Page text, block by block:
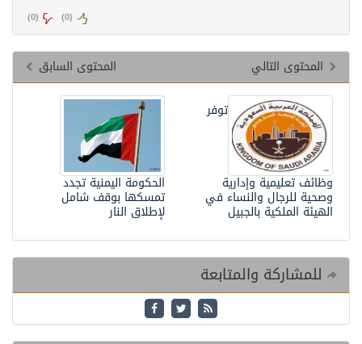
(
0
) (
0
)
المحتوى السابق المحتوى التالي
الحكومة اليمنية تجدد
تمسكها بوقف شامل
لإطلاق النار
توفر
وظائف تعليمية وإدارية
وصحية للرجال والنساء في
الهيئة الملكية بالجبيل
للمشاركة والمتابعة